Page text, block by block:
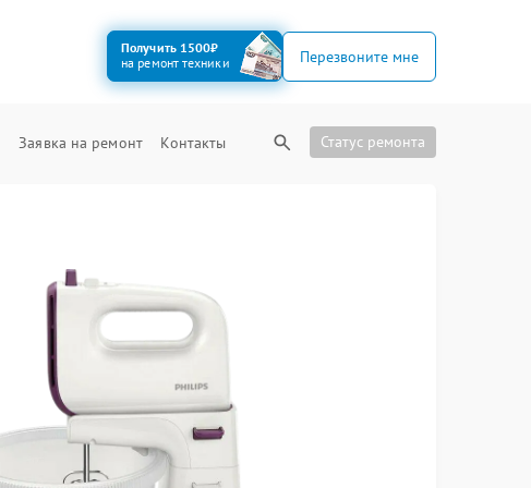
Получить 1500₽
на ремонт техники
Перезвоните мне
Заявка на ремонт Контакты Статус ремонта